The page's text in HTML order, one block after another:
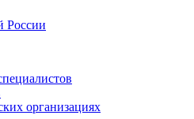
России
организациях